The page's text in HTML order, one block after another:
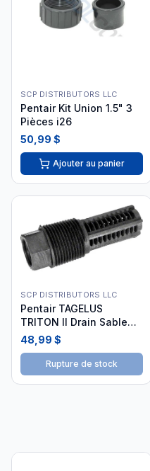
SCP DISTRIBUTORS LLC
Pentair Kit Union 1.5" 3
Pièces i26
50,99 $
Ajouter au panier
SCP DISTRIBUTORS LLC
Pentair TAGELUS
TRITON II Drain Sable
0.75" MPT
48,99 $
Rupture de stock